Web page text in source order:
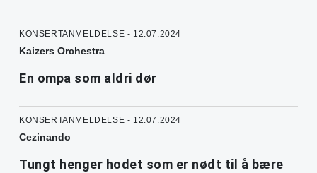
KONSERTANMELDELSE - 12.07.2024
Kaizers Orchestra
En ompa som aldri dør
KONSERTANMELDELSE - 12.07.2024
Cezinando
Tungt henger hodet som er nødt til å bære